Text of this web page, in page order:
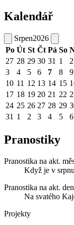
Kalendář
Srpen2026
Po Út St Čt Pá So
27 28 29 30 31 1
2
3
4 5 6 7 8
9
10 11 12 13 14 15
17 18 19 20 21 22
24 25 26 27 28 29
31 1 2 3 4 5 6
Pranostiky
Pranostika na akt.
Když je v
Pranostika na akt. den
Na svatého
Projekty